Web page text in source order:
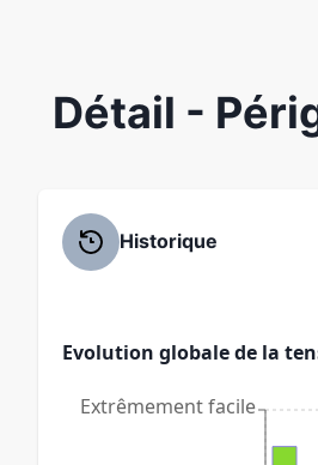
Détail -
Historique
Evolution globale de la
Extrêmement facile